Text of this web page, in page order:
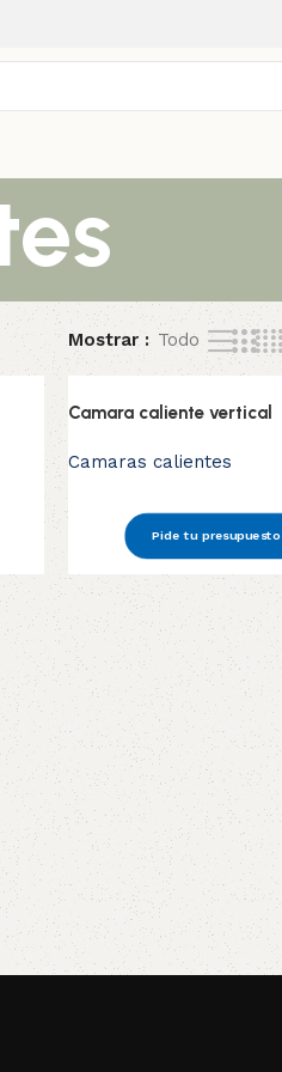
Mostrar Todo
Camara caliente vertical
Camaras calientes
Pide tu presupuesto